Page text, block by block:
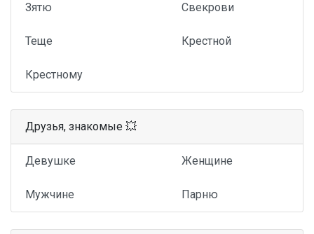
Зятю Свекрови
Теще Крестной
Крестному
Друзья, знакомые 💥
Девушке Женщине
Мужчине Парню